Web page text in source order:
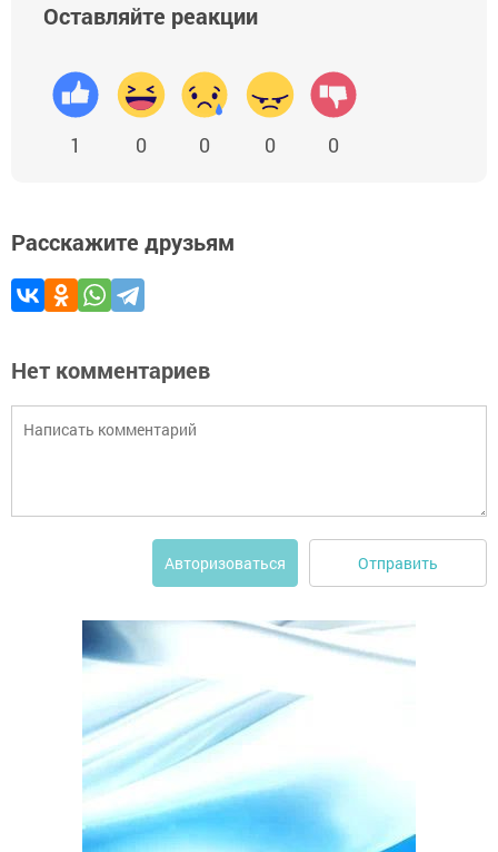
Оставляйте реакции
1 0 0 0 0
Расскажите друзьям
Нет комментариев
Авторизоваться Отправить